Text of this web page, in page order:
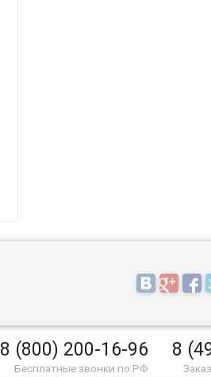
8 (800) 200-16-96
Бесплатные звонки по РФ
8